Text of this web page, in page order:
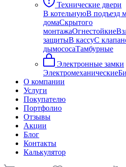
Технические двери
В котельнуюВ подъезд
домаСкрытого
монтажаОгнестойкие
защитыВ кассуС
дымососаТамбурные
Электронные замки
Электромеханические
О компании
Услуги
Покупателю
Портфолио
Отзывы
Акции
Блог
Контакты
Калькулятор